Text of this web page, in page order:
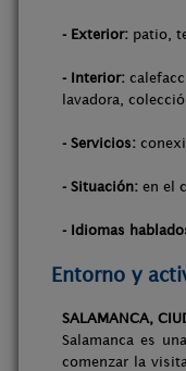
- Exterior: patio,
- Interior:
lavadora,
- Servicios:
- Situación: en el
- Idiomas
Entorno y
SALAMANCA,
Salamanca es
comenzar la